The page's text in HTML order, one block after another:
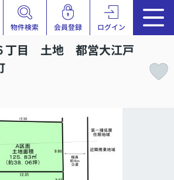
物件検索 会員登録 ログイン
丁目 土地 都営大江戸